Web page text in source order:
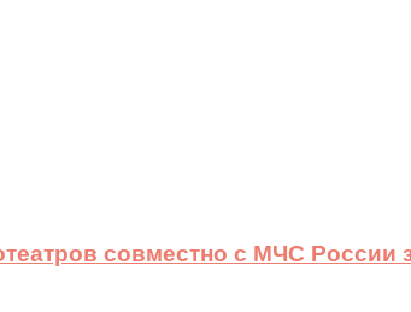
совместно с МЧС России